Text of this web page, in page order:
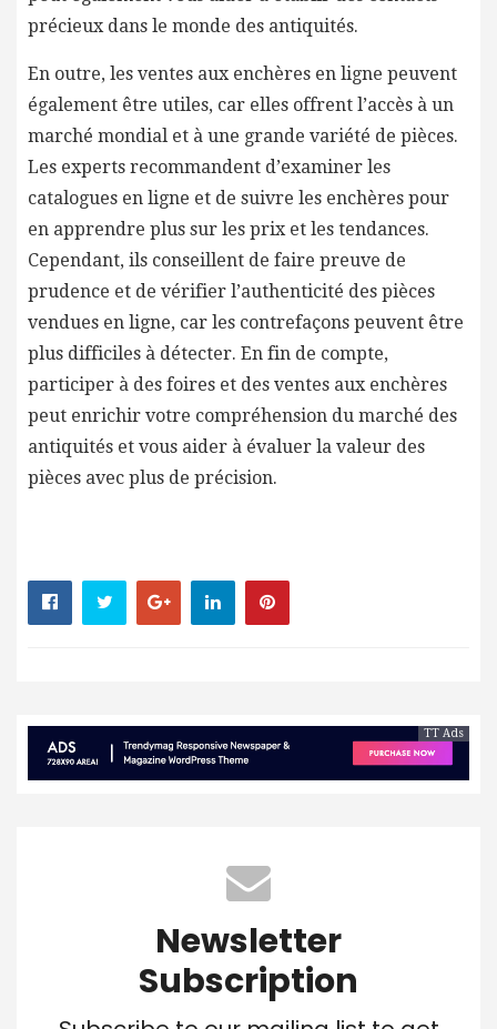
précieux dans le monde des antiquités.
En outre, les ventes aux enchères en ligne peuvent
également être utiles, car elles offrent l’accès à un
marché mondial et à une grande variété de pièces.
Les experts recommandent d’examiner les
catalogues en ligne et de suivre les enchères pour
en apprendre plus sur les prix et les tendances.
Cependant, ils conseillent de faire preuve de
prudence et de vérifier l’authenticité des pièces
vendues en ligne, car les contrefaçons peuvent être
plus difficiles à détecter. En fin de compte,
participer à des foires et des ventes aux enchères
peut enrichir votre compréhension du marché des
antiquités et vous aider à évaluer la valeur des
pièces avec plus de précision.
TT Ads
Newsletter
Subscription